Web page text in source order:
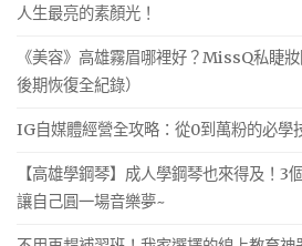
人生最亮的素顏光！
《美容》高雄霧眉哪裡好？MissQ私睫
後期恢復全紀錄）
IG自媒體經營全攻略：從0到萬粉的必學
【高雄學鋼琴】成人學鋼琴也來得及！3
讓自己圓一場音樂夢~